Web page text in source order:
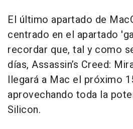
El último apartado de
centrado en el apartado
recordar que, tal y como
días, Assassin’s Creed:
llegará a Mac el próximo
aprovechando toda la
Silicon.